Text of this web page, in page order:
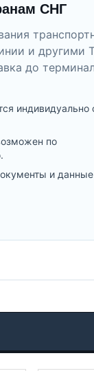
СНГ
и другими
до
индивидуально
по
и